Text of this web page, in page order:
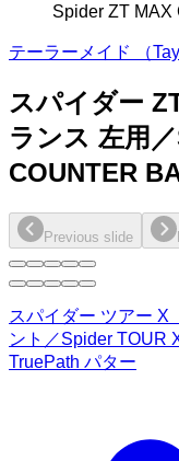
Spider ZT
テーラーメイド （
スパイダー
ランス 左用
COUNTER
Previous slide
スパイダー ツアー
ント／Spider TOUR
TruePath パター